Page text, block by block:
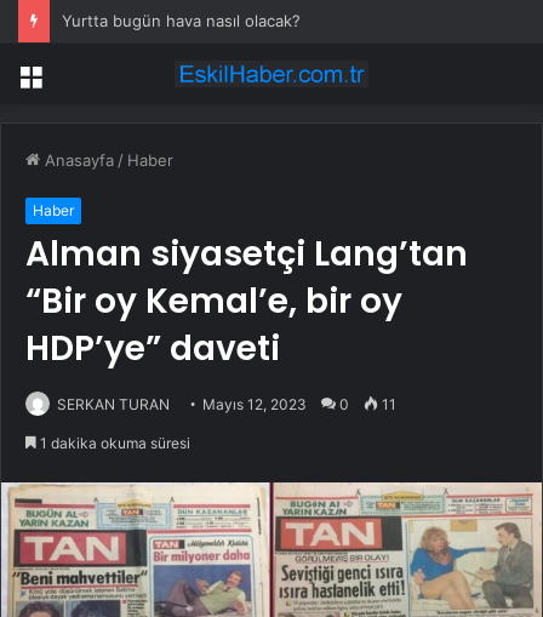
Yurtta bugün hava nasıl olacak?
Menü
Anasayfa / Haber
Haber
Alman siyasetçi Lang’tan
“Bir oy Kemal’e, bir oy
HDP’ye” daveti
SERKAN TURAN Mayıs 12, 2023 0 11
1 dakika okuma süresi